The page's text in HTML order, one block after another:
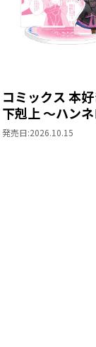
コミックス 本
下剋上 ～ハン
レの貴族院五年
発売日:2026.10.15